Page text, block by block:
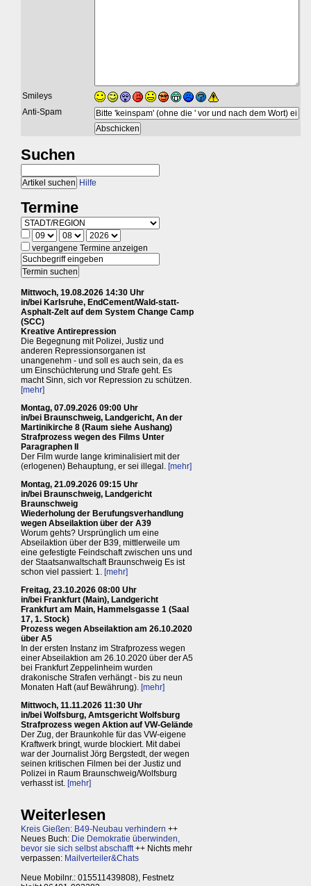
Smileys
Anti-Spam
Suchen
Hilfe
Termine
vergangene Termine anzeigen
Mittwoch, 19.08.2026 14:30 Uhr
in/bei Karlsruhe, EndCement/Wald-statt-
Asphalt-Zelt auf dem System Change Camp
(SCC)
Kreative Antirepression
Die Begegnung mit Polizei, Justiz und
anderen Repressionsorganen ist
unangenehm - und soll es auch sein, da es
um Einschüchterung und Strafe geht. Es
macht Sinn, sich vor Repression zu schützen.
[mehr]
Montag, 07.09.2026 09:00 Uhr
in/bei Braunschweig, Landgericht, An der
Martinikirche 8 (Raum siehe Aushang)
Strafprozess wegen des Films Unter
Paragraphen II
Der Film wurde lange kriminalisiert mit der
(erlogenen) Behauptung, er sei illegal. [mehr]
Montag, 21.09.2026 09:15 Uhr
in/bei Braunschweig, Landgericht
Braunschweig
Wiederholung der Berufungsverhandlung
wegen Abseilaktion über der A39
Worum gehts? Ursprünglich um eine
Abseilaktion über der B39, mittlerweile um
eine gefestigte Feindschaft zwischen uns und
der Staatsanwaltschaft Braunschweig Es ist
schon viel passiert: 1. [mehr]
Freitag, 23.10.2026 08:00 Uhr
in/bei Frankfurt (Main), Landgericht
Frankfurt am Main, Hammelsgasse 1 (Saal
17, 1. Stock)
Prozess wegen Abseilaktion am 26.10.2020
über A5
In der ersten Instanz im Strafprozess wegen
einer Abseilaktion am 26.10.2020 über der A5
bei Frankfurt Zeppelinheim wurden
drakonische Strafen verhängt - bis zu neun
Monaten Haft (auf Bewährung). [mehr]
Mittwoch, 11.11.2026 11:30 Uhr
in/bei Wolfsburg, Amtsgericht Wolfsburg
Strafprozess wegen Aktion auf VW-Gelände
Der Zug, der Braunkohle für das VW-eigene
Kraftwerk bringt, wurde blockiert. Mit dabei
war der Journalist Jörg Bergstedt, der wegen
seinen kritischen Filmen bei der Justiz und
Polizei in Raum Braunschweig/Wolfsburg
verhasst ist. [mehr]
Weiterlesen
Kreis Gießen: B49-Neubau verhindern ++
Neues Buch: Die Demokratie überwinden,
bevor sie sich selbst abschafft++ Nichts mehr
verpassen: Mailverteiler&Chats
Neue Mobilnr.: 015511439808), Festnetz